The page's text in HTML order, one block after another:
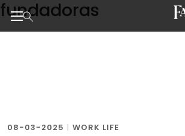
Skip
to
the
fundadoras
08-03-2025 | WORK LIFE